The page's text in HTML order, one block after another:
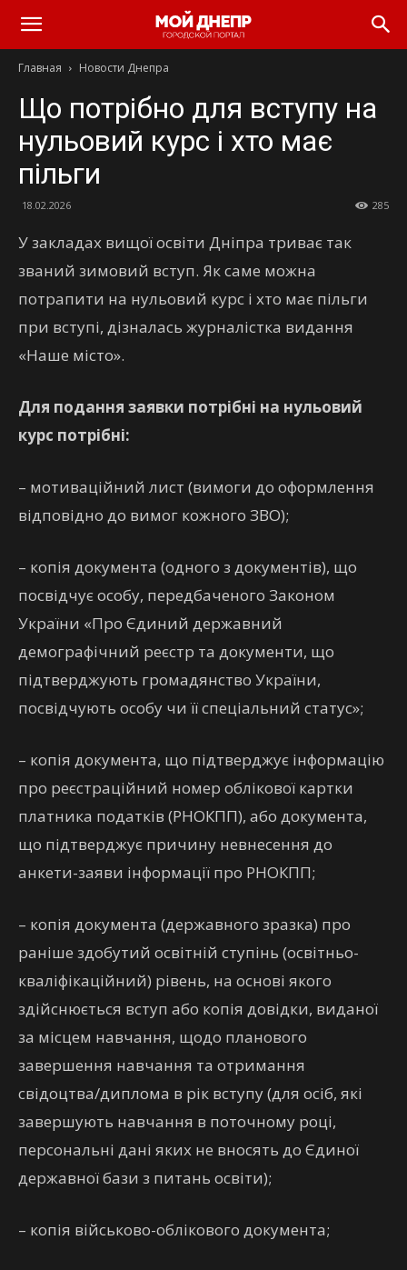
Главная Новости Днепра
Що потрібно для вступу на
нульовий курс і хто має
пільги
18.02.2026 285
У закладах вищої освіти Дніпра триває так
званий зимовий вступ. Як саме можна
потрапити на нульовий курс і хто має пільги
при вступі, дізналась журналістка видання
«Наше місто».
Для подання заявки потрібні на нульовий
курс потрібні:
– мотиваційний лист (вимоги до оформлення
відповідно до вимог кожного ЗВО);
– копія документа (одного з документів), що
посвідчує особу, передбаченого Законом
України «Про Єдиний державний
демографічний реєстр та документи, що
підтверджують громадянство України,
посвідчують особу чи її спеціальний статус»;
– копія документа, що підтверджує інформацію
про реєстраційний номер облікової картки
платника податків (РНОКПП), або документа,
що підтверджує причину невнесення до
анкети-заяви інформації про РНОКПП;
– копія документа (державного зразка) про
раніше здобутий освітній ступінь (освітньо-
кваліфікаційний) рівень, на основі якого
здійснюється вступ або копія довідки, виданої
за місцем навчання, щодо планового
завершення навчання та отримання
свідоцтва/диплома в рік вступу (для осіб, які
завершують навчання в поточному році,
персональні дані яких не вносять до Єдиної
державної бази з питань освіти);
– копія військово-облікового документа;